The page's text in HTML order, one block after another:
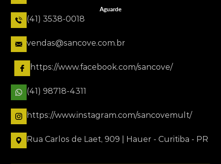
(41) 3538-0018
vendas@sancove.com.br
https://www.facebook.com/sancove/
(41) 98718-4311
https://www.instagram.com/sancovemult/
Rua Carlos de Laet, 909 | Hauer - Curitiba - PR
Aguarde